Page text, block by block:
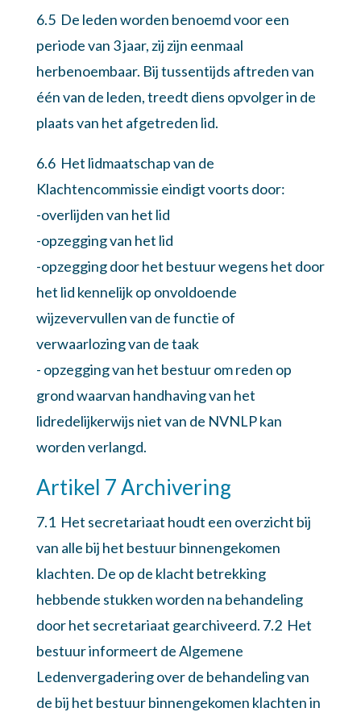
6.5 De leden worden benoemd voor een
periode van 3 jaar, zij zijn eenmaal
herbenoembaar. Bij tussentijds aftreden van
één van de leden, treedt diens opvolger in de
plaats van het afgetreden lid.
6.6 Het lidmaatschap van de
Klachtencommissie eindigt voorts door:
-overlijden van het lid
-opzegging van het lid
-opzegging door het bestuur wegens het door
het lid kennelijk op onvoldoende
wijzevervullen van de functie of
verwaarlozing van de taak
- opzegging van het bestuur om reden op
grond waarvan handhaving van het
lidredelijkerwijs niet van de NVNLP kan
worden verlangd.
Artikel 7 Archivering
7.1 Het secretariaat houdt een overzicht bij
van alle bij het bestuur binnengekomen
klachten. De op de klacht betrekking
hebbende stukken worden na behandeling
door het secretariaat gearchiveerd. 7.2 Het
bestuur informeert de Algemene
Ledenvergadering over de behandeling van
de bij het bestuur binnengekomen klachten in